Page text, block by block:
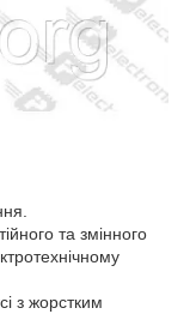
та змінного
з жорстким